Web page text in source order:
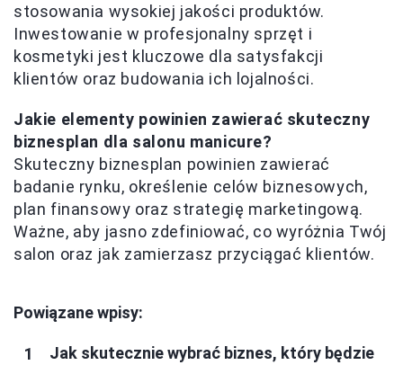
stosowania wysokiej jakości produktów.
Inwestowanie w profesjonalny sprzęt i
kosmetyki jest kluczowe dla satysfakcji
klientów oraz budowania ich lojalności.
Jakie elementy powinien zawierać skuteczny
biznesplan dla salonu manicure?
Skuteczny biznesplan powinien zawierać
badanie rynku, określenie celów biznesowych,
plan finansowy oraz strategię marketingową.
Ważne, aby jasno zdefiniować, co wyróżnia Twój
salon oraz jak zamierzasz przyciągać klientów.
Powiązane wpisy:
Jak skutecznie wybrać biznes, który będzie